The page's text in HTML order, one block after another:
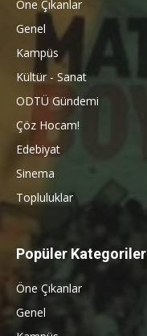
Öne Çıkanlar
Genel
Kampüs
Kültür - Sanat
ODTÜ Gündemi
Çöz Hocam!
Edebiyat
Sinema
Topluluklar
Popüler Kategoriler
Öne Çıkanlar
Genel